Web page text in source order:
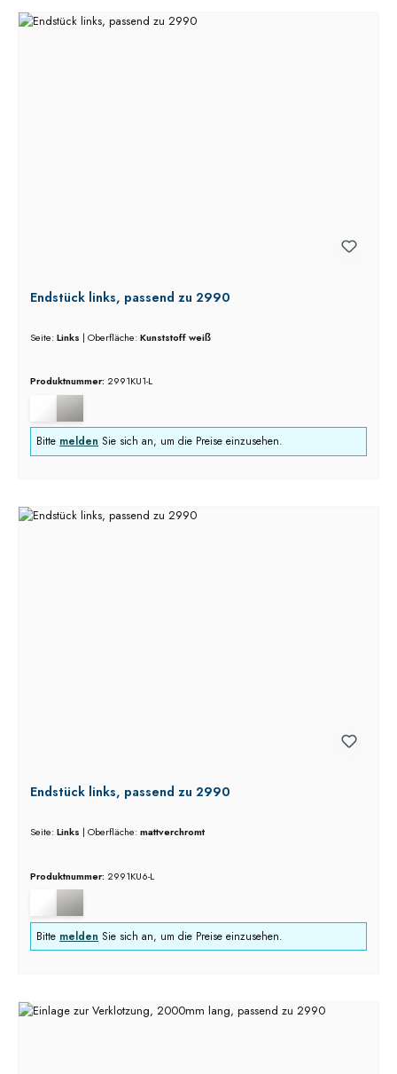
Endstück links, passend zu 2990
Seite:Links | Oberfläche:Kunststoff weiß
Produktnummer: 2991KU1-L
Bitte melden Sie sich an, um die Preise einzusehen.
Endstück links, passend zu 2990
Seite:Links | Oberfläche:mattverchromt
Produktnummer: 2991KU6-L
Bitte melden Sie sich an, um die Preise einzusehen.